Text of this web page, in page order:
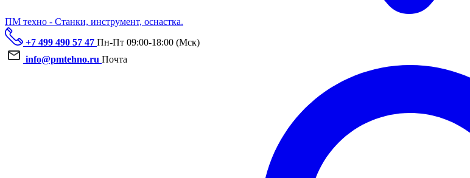
ПМ техно - Станки, инструмент, оснастка.
+7 499 490 57 47 Пн-Пт 09:00-18:00 (Мск)
info@pmtehno.ru Почта